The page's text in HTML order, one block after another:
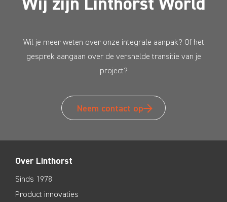
Wil je meer weten over onze integrale aanpak? Of het
gesprek aangaan over de versnelde transitie van je
project?
Neem contact op
Over Linthorst
Sinds 1978
Product innovaties